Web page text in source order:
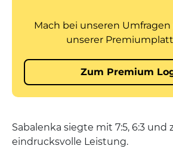
Sabalenka siegte mit 7:5, 6:3 und
eindrucksvolle Leistung.